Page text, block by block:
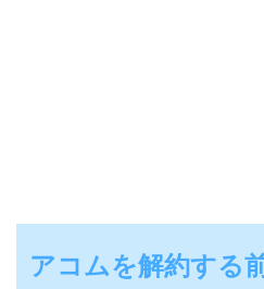
アコムを解約する